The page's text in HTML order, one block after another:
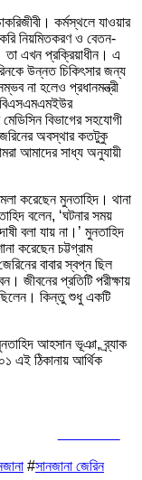
কর্মস্থলে যাওয়ার
নিয়মিতকরণ ও বেতন-
তা এখন প্রক্রিয়াধীন। এ
উন্নত চিকিৎসার জন্য
না হলেও প্রধানমন্ত্রী
বিভাগের সহযোগী
অবস্থার কতটুকু
আমাদের সাধ্য অনুযায়ী
করেছেন মুনতাহিদ। থানা
বলেন, ‘ঘটনার সময়
বলা যায় না।’ মুনতাহিদ
করেছেন চট্টগ্রাম
বাবার স্বপ্ন ছিল
জীবনের প্রতিটি পরীক্ষায়
কিন্তু শুধু একটি
আহসান ভূঞা, ব্র্যাক
এই ঠিকানায় আর্থিক
#সানজানা জেরিন